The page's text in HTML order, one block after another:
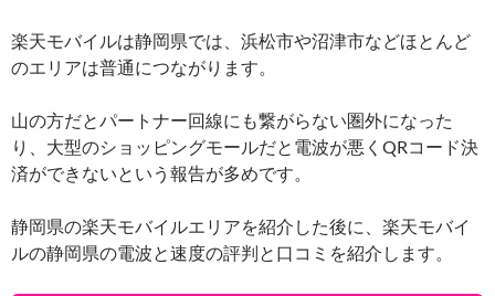
楽天モバイルは静岡県では、浜松市や沼津市などほとんど
のエリアは普通につながります。
山の方だとパートナー回線にも繋がらない圏外になった
り、大型のショッピングモールだと電波が悪くQRコード決
済ができないという報告が多めです。
静岡県の楽天モバイルエリアを紹介した後に、楽天モバイ
ルの静岡県の電波と速度の評判と口コミを紹介します。